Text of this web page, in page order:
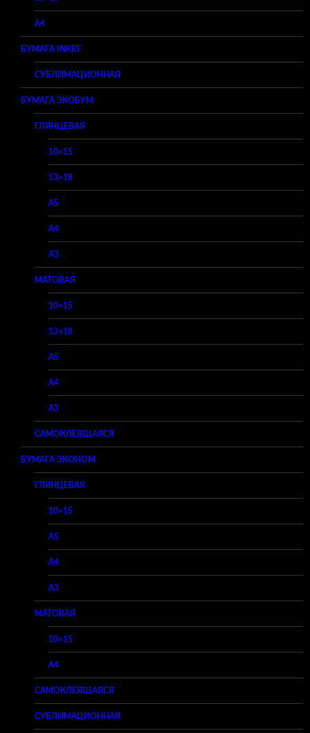
A4
БУМАГА INKRF
СУБЛИМАЦИОННАЯ
БУМАГА ЭКОБУМ
ГЛЯНЦЕВАЯ
10×15
13×18
A5
A4
A3
МАТОВАЯ
10×15
13×18
A5
A4
A3
САМОКЛЕЯЩАЯСЯ
БУМАГА ЭКОНОМ
ГЛЯНЦЕВАЯ
10×15
A5
A4
A3
МАТОВАЯ
10×15
A4
САМОКЛЕЯЩАЯСЯ
СУБЛИМАЦИОННАЯ